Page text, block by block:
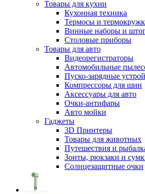
Товары для кухни
Кухонная техника
Термосы и
Винные наборы и
Столовые приборы
Товары для авто
Видеорегистраторы
Автомобильные
Пуско-зарядные
Компрессоры для шин
Аксессуары для авто
Очки-антифары
Авто мойки
Гаджеты
3D Принтеры
Товары для животных
Путешествия и
Зонты, рюкзаки и
Солнцезащитные очки